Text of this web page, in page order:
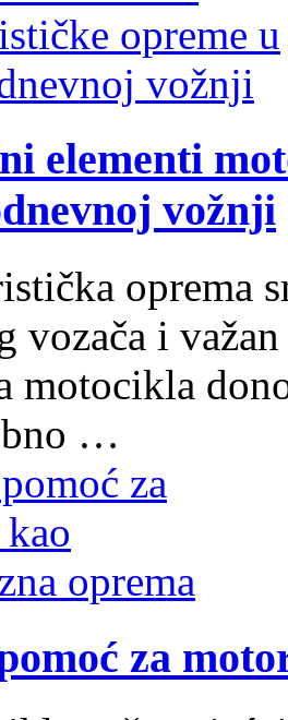
elementi
vožnji
oprema
vozača i
motocikla
…
za